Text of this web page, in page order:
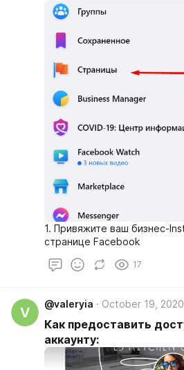
1. Привяжите ваш бизнес-
странице Facebook
17
V
@valeryia October 19, 2020
Как предоставить
аккаунту: